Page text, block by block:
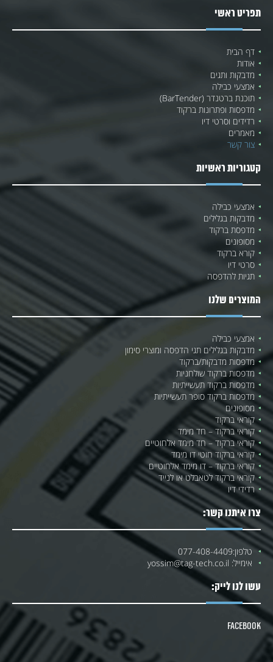
תפריט ראשי
דף הבית
אודות
מדבקות ותגים
אמצעי כבילה
תוכנת ברטנדר (BarTender)
מדפסות ופתרונות ברקוד
רדידים וסרטי דיו
מאמרים
צור קשר
קטגוריות ראשיות
אמצעי כבילה
מדבקות בגלילים
מדפסת ברקוד
מסופונים
קורא ברקוד
סרטי דיו
תגיות להדפסה
המוצרים שלנו
אמצעי כבילה
מדבקות בגלילים תגי הדפסה ומוצרי סימון
מדפסות מדבקות/ברקוד
מדפסות ברקוד שולחניות
מדפסות ברקוד תעשייתיות
מדפסות ברקוד סופר תעשייתיות
מסופונים
קוראי ברקוד
קוראי ברקוד – חד מימד
קוראי ברקוד – חד מימד אלחוטיים
קוראי ברקוד חוטי דו מימד
קוראי ברקוד – דו מימד אלחוטיים
קוראי ברקוד לטאבלט או לנייד
רדידי דיו
צרו איתנו קשר:
טלפון:077-408-4409
אימייל: yossim@tag-tech.co.il
עשו לנו לייק:
Facebook